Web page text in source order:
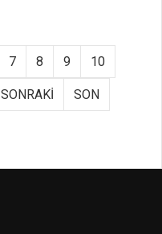
7 8 9 10
SONRAKI SON